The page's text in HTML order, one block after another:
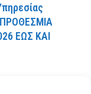
EΩΣ KAI